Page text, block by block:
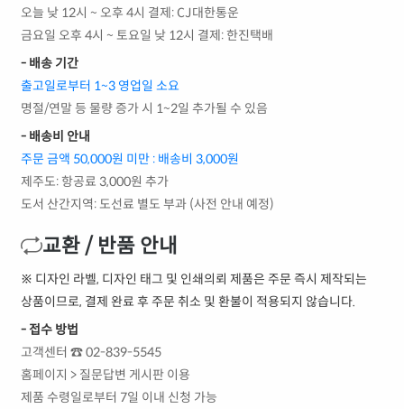
오늘 낮 12시 ~ 오후 4시 결제: CJ대한통운
금요일 오후 4시 ~ 토요일 낮 12시 결제: 한진택배
- 배송 기간
출고일로부터 1~3 영업일 소요
명절/연말 등 물량 증가 시 1~2일 추가될 수 있음
- 배송비 안내
주문 금액 50,000원 미만 : 배송비 3,000원
제주도: 항공료 3,000원 추가
도서 산간지역: 도선료 별도 부과 (사전 안내 예정)
교환 / 반품 안내
※ 디자인 라벨, 디자인 태그 및 인쇄의뢰 제품은 주문 즉시 제작되는
상품이므로, 결제 완료 후 주문 취소 및 환불이 적용되지 않습니다.
- 접수 방법
고객센터 ☎ 02-839-5545
홈페이지 > 질문답변 게시판 이용
제품 수령일로부터 7일 이내 신청 가능